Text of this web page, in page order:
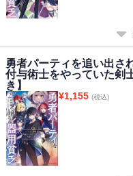
勇者パーティを追い出
付与術士をやっていた
き】
¥1,155 (税込)